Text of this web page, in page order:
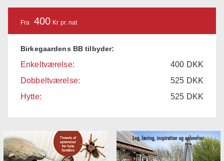
Fra 400 Kr pr. nat
Birkegaardens BB tilbyder:
Enkeltværelse: 400 DKK
Dobbeltværelse:
525 DKK
Hytte:
525 DKK